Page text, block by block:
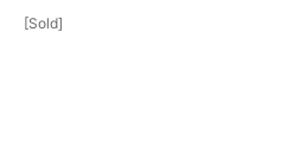
[Sold]